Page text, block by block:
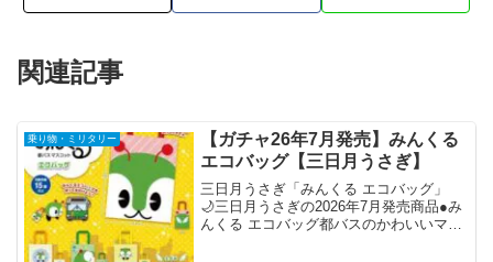
関連記事
乗り物・ミリタリー
【ガチャ26年7月発売】みんくる
エコバッグ【三日月うさぎ】
三日月うさぎ「みんくる エコバッグ」
🌙三日月うさぎの2026年7月発売商品●み
んくる エコバッグ都バスのかわいいマス